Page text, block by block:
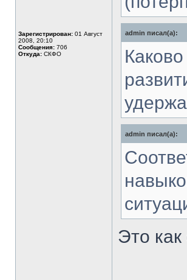
Зарегистрирован: 01 Август
2008, 20:10
Сообщения: 706
Откуда: СКФО
admin писал(а):
admin писал(а):
Это